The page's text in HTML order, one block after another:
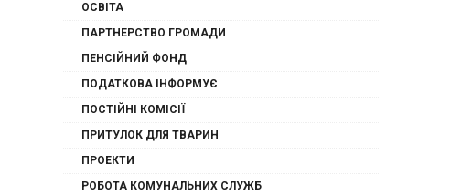
ОСВІТА
ПАРТНЕРСТВО ГРОМАДИ
ПЕНСІЙНИЙ ФОНД
ПОДАТКОВА ІНФОРМУЄ
ПОСТІЙНІ КОМІСІЇ
ПРИТУЛОК ДЛЯ ТВАРИН
ПРОЕКТИ
РОБОТА КОМУНАЛЬНИХ СЛУЖБ